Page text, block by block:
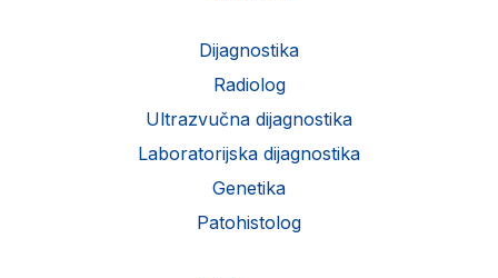
Dijagnostika
Radiolog
Ultrazvučna dijagnostika
Laboratorijska dijagnostika
Genetika
Patohistolog